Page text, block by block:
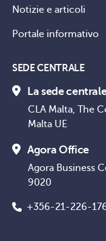
Notizie e articoli
Portale informativo
SEDE CENTRALE
La sede
CLA Malta, The
Malta UE
Agora Office
Agora Business
9020
+356-21-226-